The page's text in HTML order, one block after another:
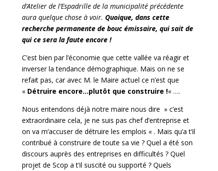
d’Atelier de l’Espadrille de la municipalité précédente
aura quelque chose à voir. Quoique, dans cette
recherche permanente de bouc émissaire, qui sait de
qui ce sera la faute encore !
C’est bien par l’économie que cette vallée va réagir et
inverser la tendance démographique. Mais on ne se
refait pas, car avec M. le Maire actuel ce n’est que
« Détruire encore…plutôt que construire !« ….
Nous entendons déjà notre maire nous dire » c’est
extraordinaire cela, je ne suis pas chef d’entreprise et
on va m’accuser de détruire les emplois « . Mais qu’a t’il
contribué à construire de toute sa vie ? Quel a été son
discours auprès des entreprises en difficultés ? Quel
projet de Scop a t’il suscité ou supporté ? Quels